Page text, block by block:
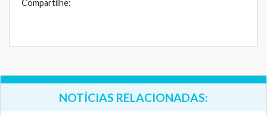
Compartilhe:
NOTÍCIAS RELACIONADAS: